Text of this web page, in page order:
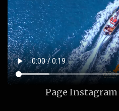
Page Instagram